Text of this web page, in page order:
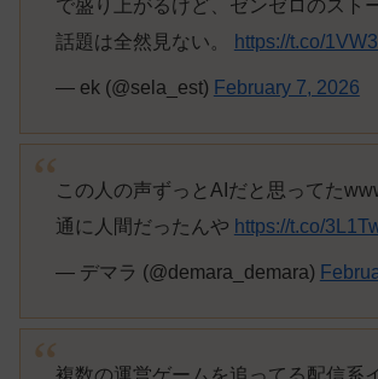
で盛り上がるけど、ゼンゼロのスト
話題は全然見ない。
https://t.co/
— ek (@sela_est) February 7, 2026
この人の声ずっとAIだと思ってた
通に人間だったんや https://t.co/
— デマラ (@demara_demara)
複数の運営ゲームを追ってる配信系